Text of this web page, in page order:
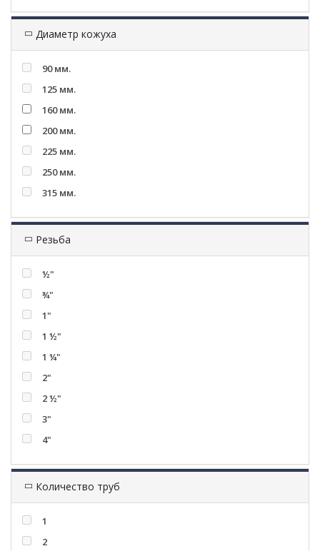
Диаметр кожуха
90 мм.
125 мм.
160 мм.
200 мм.
225 мм.
250 мм.
315 мм.
Резьба
½"
¾"
1"
1 ½"
1 ¼"
2"
2 ½"
3"
4"
Количество труб
1
2